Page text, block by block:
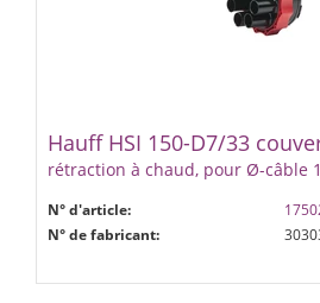
Hauff HSI 150-D7/33
rétraction à chaud, pour Ø-câble
N° d'article:
N° de fabricant: